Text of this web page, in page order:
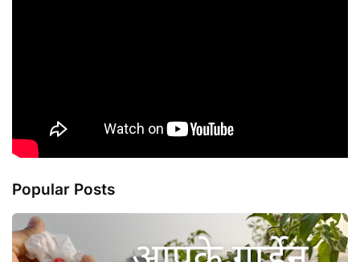
Popular Posts